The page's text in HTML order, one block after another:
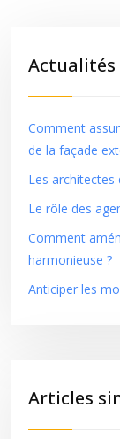
Actualités
Comment
de la façade
Les architectes
Le rôle des
Comment
harmonieuse ?
Anticiper les
Articles